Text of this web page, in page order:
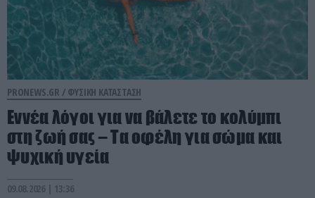
PRONEWS.GR / ΦΥΣΙΚΗ ΚΑΤΑΣΤΑΣΗ
Εννέα λόγοι για να βάλετε το κολύμπι
στη ζωή σας – Τα οφέλη για σώμα και
ψυχική υγεία
09.08.2026 | 13:36